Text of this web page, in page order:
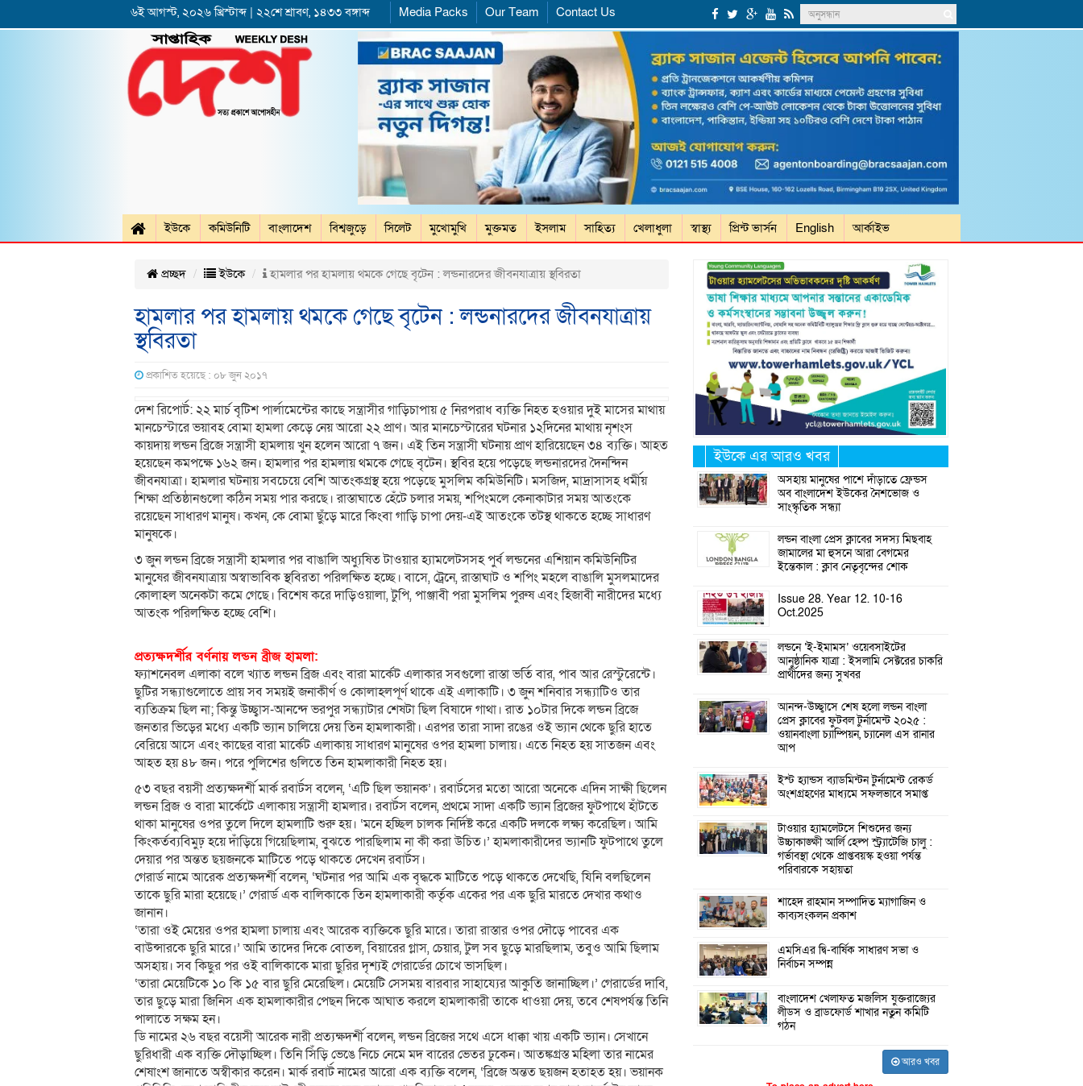
৬ই আগস্ট, ২০২৬ খ্রিস্টাব্দ | ২২শে শ্রাবণ, ১৪৩৩ বঙ্গাব্দ Media Packs Our Team Contact Us
ইউকে কমিউনিটি বাংলাদেশ বিশ্বজুড়ে সিলেট মুখোমুখি মুক্তমত ইসলাম সাহিত্য খেলাধুলা স্বাস্থ্য প্রিন্ট ভার্সন English আর্কাইভ
প্রচ্ছদ ইউকে হামলার পর হামলায় থমকে গেছে বৃটেন : লন্ডনারদের জীবনযাত্রায় স্থবিরতা
হামলার পর হামলায় থমকে গেছে বৃটেন : লন্ডনারদের জীবনযাত্রায়
স্থবিরতা
প্রকাশিত হয়েছে : ০৮ জুন ২০১৭
দেশ রিপোর্ট: ২২ মার্চ বৃটিশ পার্লামেন্টের কাছে সন্ত্রাসীর গাড়িচাপায় ৫ নিরপরাধ ব্যক্তি নিহত হওয়ার দুই মাসের মাথায়
মানচেস্টারে ভয়াবহ বোমা হামলা কেড়ে নেয় আরো ২২ প্রাণ। আর মানচেস্টারের ঘটনার ১২দিনের মাথায় নৃশংস
কায়দায় লন্ডন ব্রিজে সন্ত্রাসী হামলায় খুন হলেন আরো ৭ জন। এই তিন সন্ত্রাসী ঘটনায় প্রাণ হারিয়েছেন ৩৪ ব্যক্তি। আহত
হয়েছেন কমপক্ষে ১৬২ জন। হামলার পর হামলায় থমকে গেছে বৃটেন। স্থবির হয়ে পড়েছে লন্ডনারদের দৈনন্দিন
জীবনযাত্রা। হামলার ঘটনায় সবচেয়ে বেশি আতংকগ্রস্থ হয়ে পড়েছে মুসলিম কমিউনিটি। মসজিদ, মাদ্রাসাসহ ধর্মীয়
শিক্ষা প্রতিষ্ঠানগুলো কঠিন সময় পার করছে। রাস্তাঘাতে হেঁটে চলার সময়, শপিংমলে কেনাকাটার সময় আতংকে
রয়েছেন সাধারণ মানুষ। কখন, কে বোমা ছুঁড়ে মারে কিংবা গাড়ি চাপা দেয়-এই আতংকে তটস্থ থাকতে হচ্ছে সাধারণ
মানুষকে।
৩ জুন লন্ডন ব্রিজে সন্ত্রাসী হামলার পর বাঙালি অধ্যুষিত টাওয়ার হ্যামলেটসসহ পুর্ব লন্ডনের এশিয়ান কমিউনিটির
মানুষের জীবনযাত্রায় অস্বাভাবিক স্থবিরতা পরিলক্ষিত হচ্ছে। বাসে, ট্রেনে, রাস্তাঘাট ও শপিং মহলে বাঙালি মুসলমাদের
কোলাহল অনেকটা কমে গেছে। বিশেষ করে দাড়িওয়ালা, টুপি, পাঞ্জাবী পরা মুসলিম পুরুষ এবং হিজাবী নারীদের মধ্যে
আতংক পরিলক্ষিত হচ্ছে বেশি।
প্রত্যক্ষদর্শীর বর্ণনায় লন্ডন ব্রীজ হামলা:
ফ্যাশনেবল এলাকা বলে খ্যাত লন্ডন ব্রিজ এবং বারা মার্কেট এলাকার সবগুলো রাস্তা ভর্তি বার, পাব আর রেস্টুরেন্টে।
ছুটির সন্ধ্যাগুলোতে প্রায় সব সময়ই জনাকীর্ণ ও কোলাহলপূর্ণ থাকে এই এলাকাটি। ৩ জুন শনিবার সন্ধ্যাটিও তার
ব্যতিক্রম ছিল না; কিন্তু উচ্ছ্বাস-আনন্দে ভরপুর সন্ধ্যাটার শেষটা ছিল বিষাদে গাথা। রাত ১০টার দিকে লন্ডন ব্রিজে
জনতার ভিড়ের মধ্যে একটি ভ্যান চালিয়ে দেয় তিন হামলাকারী। এরপর তারা সাদা রঙের ওই ভ্যান থেকে ছুরি হাতে
বেরিয়ে আসে এবং কাছের বারা মার্কেট এলাকায় সাধারণ মানুষের ওপর হামলা চালায়। এতে নিহত হয় সাতজন এবং
আহত হয় ৪৮ জন। পরে পুলিশের গুলিতে তিন হামলাকারী নিহত হয়।
৫৩ বছর বয়সী প্রত্যক্ষদর্শী মার্ক রবার্টস বলেন, ‘এটি ছিল ভয়ানক’। রবার্টসের মতো আরো অনেকে এদিন সাক্ষী ছিলেন
লন্ডন ব্রিজ ও বারা মার্কেটে এলাকায় সন্ত্রাসী হামলার। রবার্টস বলেন, প্রথমে সাদা একটি ভ্যান ব্রিজের ফুটপাথে হাঁটতে
থাকা মানুষের ওপর তুলে দিলে হামলাটি শুরু হয়। ‘মনে হচ্ছিল চালক নির্দিষ্ট করে একটি দলকে লক্ষ্য করেছিল। আমি
কিংকর্তব্যবিমুঢ় হয়ে দাঁড়িয়ে গিয়েছিলাম, বুঝতে পারছিলাম না কী করা উচিত।’ হামলাকারীদের ভ্যানটি ফুটপাথে তুলে
দেয়ার পর অন্তত ছয়জনকে মাটিতে পড়ে থাকতে দেখেন রবার্টস।
গেরার্ড নামে আরেক প্রত্যক্ষদর্শী বলেন, ‘ঘটনার পর আমি এক বৃদ্ধকে মাটিতে পড়ে থাকতে দেখেছি, যিনি বলছিলেন
তাকে ছুরি মারা হয়েছে।’ গেরার্ড এক বালিকাকে তিন হামলাকারী কর্তৃক একের পর এক ছুরি মারতে দেখার কথাও
জানান।
‘তারা ওই মেয়ের ওপর হামলা চালায় এবং আরেক ব্যক্তিকে ছুরি মারে। তারা রাস্তার ওপর দৌড়ে পাবের এক
বাউন্সারকে ছুরি মারে।’ আমি তাদের দিকে বোতল, বিয়ারের গ্লাস, চেয়ার, টুল সব ছুড়ে মারছিলাম, তবুও আমি ছিলাম
অসহায়। সব কিছুর পর ওই বালিকাকে মারা ছুরির দৃশ্যই গেরার্ডের চোখে ভাসছিল।
‘তারা মেয়েটিকে ১০ কি ১৫ বার ছুরি মেরেছিল। মেয়েটি সেসময় বারবার সাহায্যের আকুতি জানাচ্ছিল।’ গেরার্ডের দাবি,
তার ছুড়ে মারা জিনিস এক হামলাকারীর পেছন দিকে আঘাত করলে হামলাকারী তাকে ধাওয়া দেয়, তবে শেষপর্যন্ত তিনি
পালাতে সক্ষম হন।
ডি নামের ২৬ বছর বয়েসী আরেক নারী প্রত্যক্ষদর্শী বলেন, লন্ডন ব্রিজের সথে এসে ধাক্কা খায় একটি ভ্যান। সেখানে
ছুরিধারী এক ব্যক্তি দৌড়াচ্ছিল। তিনি সিঁড়ি ভেঙে নিচে নেমে মদ বারের ভেতর ঢুকেন। আতঙ্কগ্রস্ত মহিলা তার নামের
শেষাংশ জানাতে অস্বীকার করেন। মার্ক রবার্ট নামের আরো এক ব্যক্তি বলেন, ‘ব্রিজে অন্তত ছয়জন হতাহত হয়। ভয়ানক
ইউকে এর আরও খবর
অসহায় মানুষের পাশে দাঁড়াতে ফ্রেন্ডস
অব বাংলাদেশ ইউকের নৈশভোজ ও
সাংস্কৃতিক সন্ধ্যা
লন্ডন বাংলা প্রেস ক্লাবের সদস্য মিছবাহ
জামালের মা হুসনে আরা বেগমের
ইন্তেকাল : ক্লাব নেতৃবৃন্দের শোক
Issue 28. Year 12. 10-16
Oct.2025
লন্ডনে ‘ই-ইমামস’ ওয়েবসাইটের
আনুষ্ঠানিক যাত্রা : ইসলামি সেক্টরের চাকরি
প্রার্থীদের জন্য সুখবর
আনন্দ-উচ্ছ্বাসে শেষ হলো লন্ডন বাংলা
প্রেস ক্লাবের ফুটবল টুর্নামেন্ট ২০২৫ :
ওয়ানবাংলা চ্যাম্পিয়ন, চ্যানেল এস রানার
আপ
ইস্ট হ্যান্ডস ব্যাডমিন্টন টুর্নামেন্ট রেকর্ড
অংশগ্রহণের মাধ্যমে সফলভাবে সমাপ্ত
টাওয়ার হ্যামলেটসে শিশুদের জন্য
উচ্চাকাঙ্ক্ষী আর্লি হেল্প স্ট্র্যাটেজি চালু :
গর্ভাবস্থা থেকে প্রাপ্তবয়স্ক হওয়া পর্যন্ত
পরিবারকে সহায়তা
শাহেদ রাহমান সম্পাদিত ম্যাগাজিন ও
কাব্যসংকলন প্রকাশ
এমসিএর দ্বি-বার্ষিক সাধারণ সভা ও
নির্বাচন সম্পন্ন
বাংলাদেশ খেলাফত মজলিস যুক্তরাজ্যের
লীডস ও ব্রাডফোর্ড শাখার নতুন কমিটি
গঠন
আরও খবর